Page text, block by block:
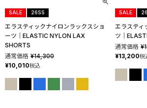
エラスティックナイロンラックスショ
ーツ│ELASTIC NYLON LAX
SHORTS
SALE 26SS
通常価格 ¥14,300
¥10,010税込
エラスティ
ツ
SALE
通常価格 ¥
¥13,200税